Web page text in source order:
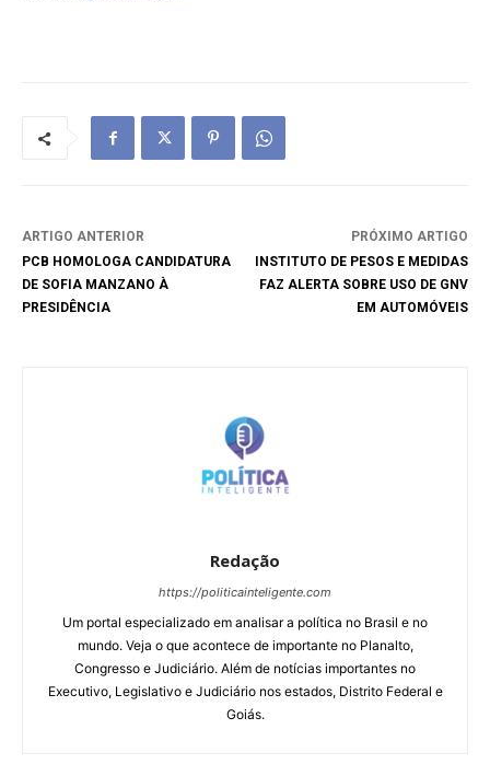
ARTIGO ANTERIOR
PCB HOMOLOGA CANDIDATURA
DE SOFIA MANZANO À
PRESIDÊNCIA
PRÓXIMO ARTIGO
INSTITUTO DE PESOS E MEDIDAS
FAZ ALERTA SOBRE USO DE GNV
EM AUTOMÓVEIS
Redação
https://politicainteligente.com
Um portal especializado em analisar a política no Brasil e no
mundo. Veja o que acontece de importante no Planalto,
Congresso e Judiciário. Além de notícias importantes no
Executivo, Legislativo e Judiciário nos estados, Distrito Federal e
Goiás.